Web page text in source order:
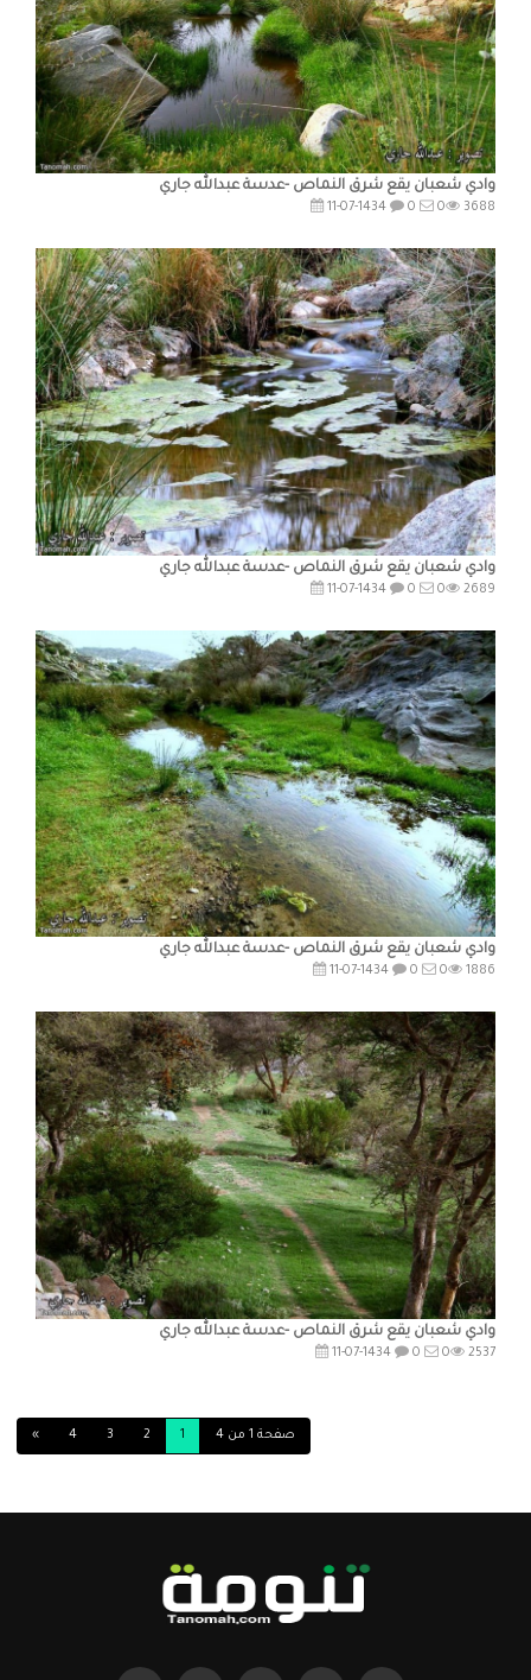
وادي شعبان يقع شرق النماص -عدسة عبدالله جاري
11-07-1434 0 0 3688
وادي شعبان يقع شرق النماص -عدسة عبدالله جاري
11-07-1434 0 0 2689
وادي شعبان يقع شرق النماص -عدسة عبدالله جاري
11-07-1434 0 0 1886
وادي شعبان يقع شرق النماص -عدسة عبدالله جاري
11-07-1434 0 0 2537
صفحة 1 من 4 1
2
3
4
»